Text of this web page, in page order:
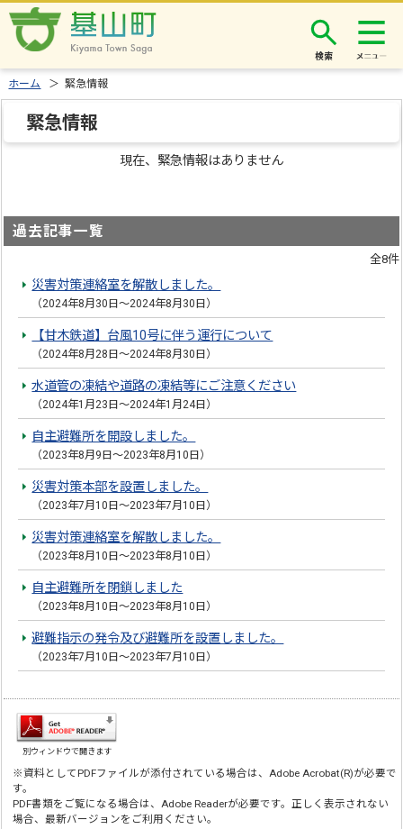
検索
ホーム ＞ 緊急情報
緊急情報
現在、緊急情報はありません
過去記事一覧
全8件
災害対策連絡室を解散しました。
（2024年8月30日～2024年8月30日）
【甘木鉄道】台風10号に伴う運行について
（2024年8月28日～2024年8月30日）
水道管の凍結や道路の凍結等にご注意ください
（2024年1月23日～2024年1月24日）
自主避難所を開設しました。
（2023年8月9日～2023年8月10日）
災害対策本部を設置しました。
（2023年7月10日～2023年7月10日）
災害対策連絡室を解散しました。
（2023年8月10日～2023年8月10日）
自主避難所を閉鎖しました
（2023年8月10日～2023年8月10日）
避難指示の発令及び避難所を設置しました。
（2023年7月10日～2023年7月10日）
別ウィンドウで開きます
※資料としてPDFファイルが添付されている場合は、Adobe Acrobat(R)が必要で
す。
PDF書類をご覧になる場合は、Adobe Readerが必要です。正しく表示されない
場合、最新バージョンをご利用ください。